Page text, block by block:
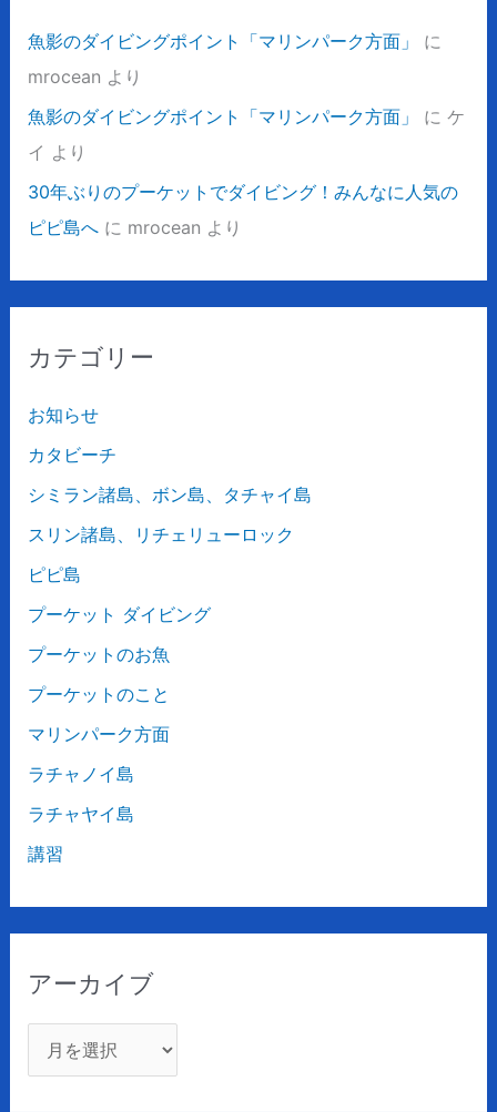
魚影のダイビングポイント「マリンパーク方面」
に
mrocean より
魚影のダイビングポイント「マリンパーク方面」
に ケ
イ より
30年ぶりのプーケットでダイビング！みんなに人気の
ピピ島へに mrocean より
カテゴリー
お知らせ
カタビーチ
シミラン諸島、ボン島、タチャイ島
スリン諸島、リチェリューロック
ピピ島
プーケット ダイビング
プーケットのお魚
プーケットのこと
マリンパーク方面
ラチャノイ島
ラチャヤイ島
講習
アーカイブ